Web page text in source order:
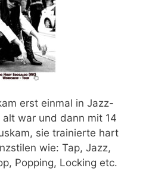
erst einmal in Jazz-
alt war und dann mit 14
sie trainierte hart
wie: Tap, Jazz,
Popping, Locking etc.